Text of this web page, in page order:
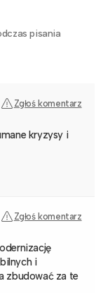
pisania
Zgłoś komentarz
kryzysy i
Zgłoś komentarz
i
zbudować za te